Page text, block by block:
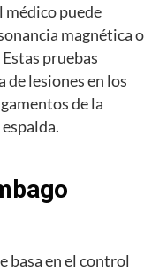
médico puede
magnética o
pruebas
lesiones en los
de la
basa en el control